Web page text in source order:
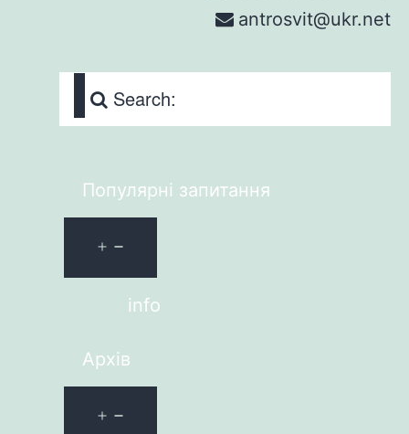
antrosvit@ukr.net
Search:
Популярні запитання
info
Архів